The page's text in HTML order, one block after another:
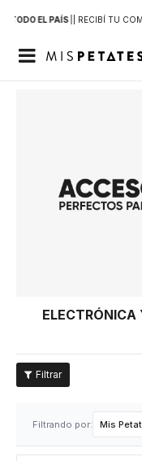
TODO EL PAÍS | RECIBÍ TU

Filtrando por: Mis